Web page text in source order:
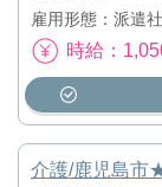
雇用形態：派遣
時給：
介護/鹿児島市